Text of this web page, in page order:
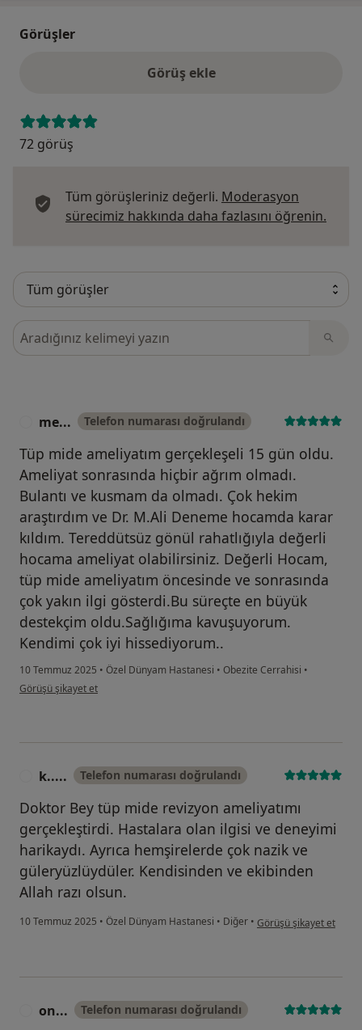
Görüşler
Görüş ekle
72 görüş
Tüm görüşleriniz değerli. Moderasyon
sürecimiz hakkında daha fazlasını öğrenin.
Görüşler içerisinde ara
me... Telefon numarası doğrulandı
Tüp mide ameliyatım gerçekleşeli 15 gün oldu.
Ameliyat sonrasında hiçbir ağrım olmadı.
Bulantı ve kusmam da olmadı. Çok hekim
araştırdım ve Dr. M.Ali Deneme hocamda karar
kıldım. Tereddütsüz gönül rahatlığıyla değerli
hocama ameliyat olabilirsiniz. Değerli Hocam,
tüp mide ameliyatım öncesinde ve sonrasında
çok yakın ilgi gösterdi.Bu süreçte en büyük
destekçim oldu.Sağlığıma kavuşuyorum.
Kendimi çok iyi hissediyorum..
10 Temmuz 2025 • Özel Dünyam Hastanesi • Obezite Cerrahisi •
kullanıcının görüşüne göre me...
Görüşü şikayet et
k..... Telefon numarası doğrulandı
Doktor Bey tüp mide revizyon ameliyatımı
gerçekleştirdi. Hastalara olan ilgisi ve deneyimi
harikaydı. Ayrıca hemşirelerde çok nazik ve
güleryüzlüydüler. Kendisinden ve ekibinden
Allah razı olsun.
10 Temmuz 2025 • Özel Dünyam Hastanesi • Diğer • kullanıcının görüşüne
Görüşü şikayet et
on... Telefon numarası doğrulandı